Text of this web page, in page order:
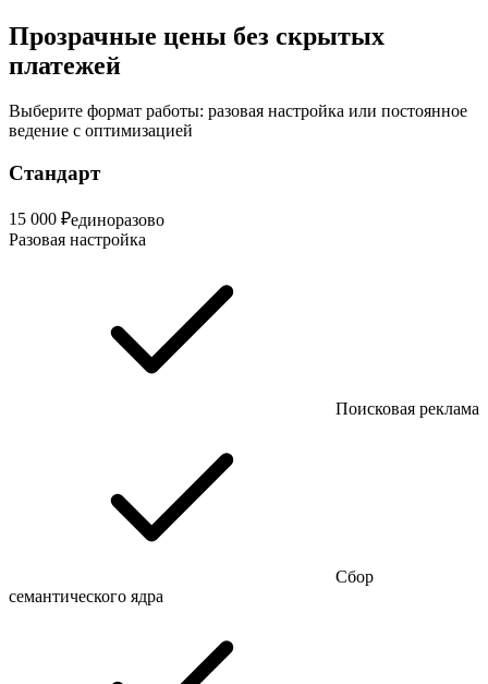
Прозрачные цены без скрытых
платежей
Выберите формат работы: разовая настройка или постоянное
ведение с оптимизацией
Стандарт
15 000 ₽единоразово
Разовая настройка
Поисковая реклама
Сбор
семантического ядра